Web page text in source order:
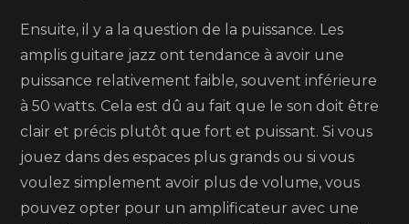
Ensuite, il y a la question de la puissance. Les
amplis guitare jazz ont tendance à avoir une
puissance relativement faible, souvent inférieure
à 50 watts. Cela est dû au fait que le son doit être
clair et précis plutôt que fort et puissant. Si vous
jouez dans des espaces plus grands ou si vous
voulez simplement avoir plus de volume, vous
pouvez opter pour un amplificateur avec une